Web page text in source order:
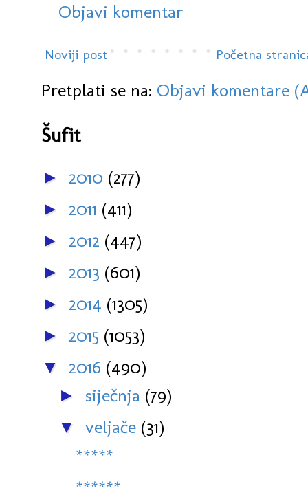
Objavi komentar
Noviji post Početna
Pretplati se na: Objavi komentare
Šufit
► 2010 (277)
► 2011 (411)
► 2012 (447)
► 2013 (601)
► 2014 (1305)
► 2015 (1053)
▼ 2016 (490)
► siječnja (79)
▼ veljače (31)
*****
******